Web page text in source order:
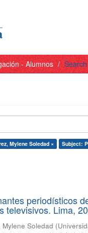
- Alumnos Search
Mylene Soledad × Subject:
periodísticos
televisivos. Lima,
Soledad (